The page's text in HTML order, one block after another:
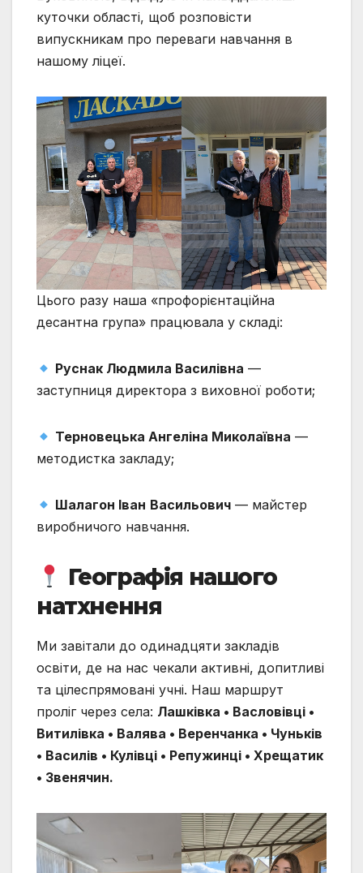
куточки області, щоб розповісти
випускникам про переваги навчання в
нашому ліцеї.
Цього разу наша «профорієнтаційна
десантна група» працювала у складі:
Руснак Людмила Василівна —
заступниця директора з виховної роботи;
Терновецька Ангеліна Миколаївна —
методистка закладу;
Шалагон Іван Васильович — майстер
виробничого навчання.
Географія нашого
натхнення
Ми завітали до одинадцяти закладів
освіти, де на нас чекали активні, допитливі
та цілеспрямовані учні. Наш маршрут
проліг через села: Лашківка • Васловівці •
Витилівка • Валява • Веренчанка • Чуньків
• Василів • Кулівці • Репужинці • Хрещатик
• Звенячин.